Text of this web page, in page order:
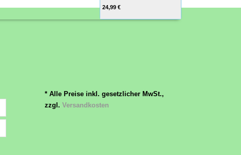
24,99 €
* Alle Preise inkl. gesetzlicher MwSt.,
zzgl. Versandkosten